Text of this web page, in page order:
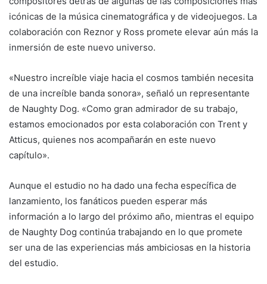
icónicas de la música cinematográfica y de videojuegos. La
colaboración con Reznor y Ross promete elevar aún más la
inmersión de este nuevo universo.
«Nuestro increíble viaje hacia el cosmos también necesita
de una increíble banda sonora», señaló un representante
de Naughty Dog. «Como gran admirador de su trabajo,
estamos emocionados por esta colaboración con Trent y
Atticus, quienes nos acompañarán en este nuevo
capítulo».
Aunque el estudio no ha dado una fecha específica de
lanzamiento, los fanáticos pueden esperar más
información a lo largo del próximo año, mientras el equipo
de Naughty Dog continúa trabajando en lo que promete
ser una de las experiencias más ambiciosas en la historia
del estudio.